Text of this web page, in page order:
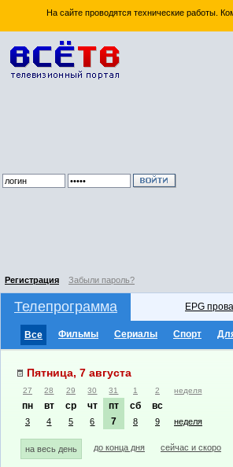
На сайте проводятся технические работы.
Регистрация Забыли пароль?
Телепрограмма EPG
Все Фильмы Сериалы Спорт
Пятница, 7 августа
27 28 29 30 31 1 2 неделя
пн вт ср чт пт сб вс
3 4 5 6 7 8 9 неделя
на весь день до конца дня сейчас и скоро